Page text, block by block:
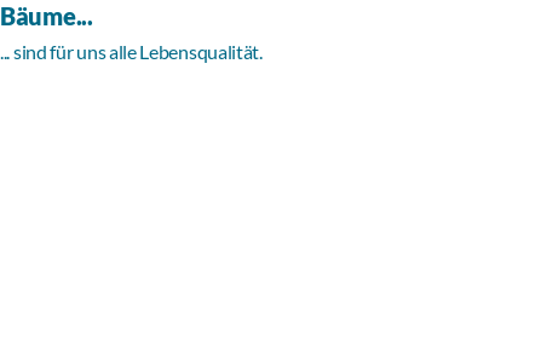
Bäume...
... sind für uns alle Lebensqualität.